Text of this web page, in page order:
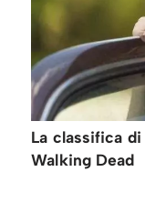
La classifica
Walking Dead